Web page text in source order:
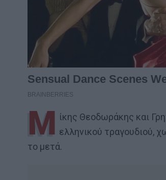
Μ ίκης Θεοδωράκης και
ελληνικού τραγουδιού,
το μετά.